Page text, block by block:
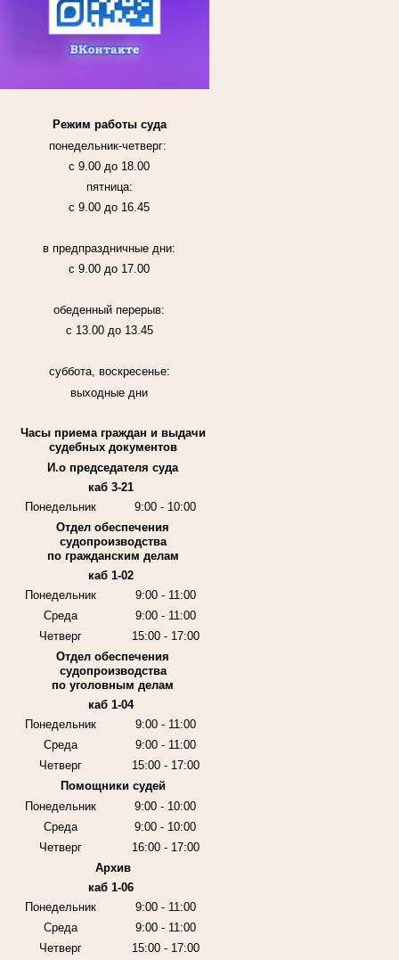
Режим работы суда
понедельник-четверг:
с 9.00 до 18.00
пятница:
с 9.00 до 16.45
в предпраздничные дни:
с 9.00 до 17.00
обеденный перерыв:
с 13.00 до 13.45
суббота, воскресенье:
выходные дни
Часы приема граждан и выдачи
судебных документов
И.о председателя суда
каб 3-21
Понедельник
9:00 - 10:00
Отдел обеспечения
судопроизводства
по гражданским делам
каб 1-02
Понедельник
9:00 - 11:00
Среда
9:00 - 11:00
Четверг
15:00 - 17:00
Отдел обеспечения
судопроизводства
по уголовным делам
каб 1-04
Понедельник
9:00 - 11:00
Среда
9:00 - 11:00
Четверг
15:00 - 17:00
Помощники судей
Понедельник
9:00 - 10:00
Среда
9:00 - 10:00
Четверг
16:00 - 17:00
Архив
каб 1-06
Понедельник
9:00 - 11:00
Среда
9:00 - 11:00
Четверг
15:00 - 17:00